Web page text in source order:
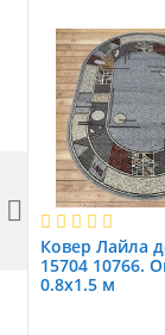
Ковер Лайла
15704 10766.
0.8x1.5 м
